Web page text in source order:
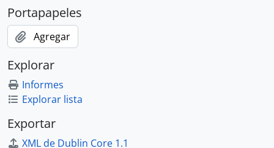
Portapapeles
Agregar
Explorar
Informes
Explorar lista
Exportar
XML de Dublin Core 1.1